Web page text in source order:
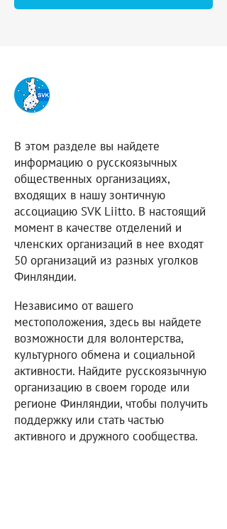
В этом разделе вы найдете
информацию о русскоязычных
общественных организациях,
входящих в нашу зонтичную
ассоциацию SVK Liitto. В настоящий
момент в качестве отделений и
членских организаций в нее входят
50 организаций из разных уголков
Финляндии.
Независимо от вашего
местоположения, здесь вы найдете
возможности для волонтерства,
культурного обмена и социальной
активности. Найдите русскоязычную
организацию в своем городе или
регионе Финляндии, чтобы получить
поддержку или стать частью
активного и дружного сообщества.